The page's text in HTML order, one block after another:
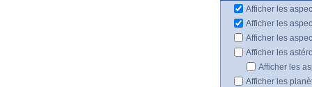
Afficher les
Afficher les
Afficher les
Afficher les
Afficher les
Afficher les